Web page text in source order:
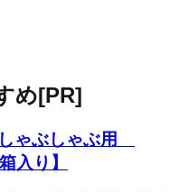
め[PR]
ゃぶしゃぶ用
入り】